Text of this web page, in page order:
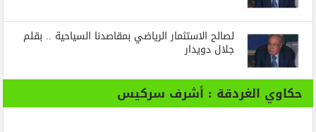
لصالح الاستثمار الرياضي بمقاصدنا السياحية .. بقلم
جلال دويدار
حكاوي الغردقة : أشرف سركيس